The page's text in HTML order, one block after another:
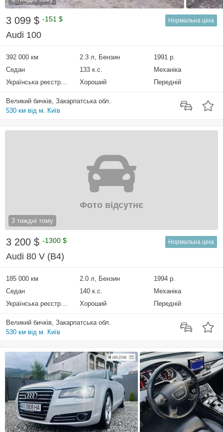
3 099 $ -151 $ Нормальна ціна
Audi 100
392 000 км 2.3 л, Бензин
1991 р.
Седан
133 к.с.
Механіка
Українська реєстрація
Хороший Передній
Великий бичків, Закарпатська обл.
530 км від м. Київ
3 тиждні тому
Фото відсутнє
3 200 $ -1300 $ Нормальна ціна
Audi 80 V (B4)
185 000 км 2.0 л, Бензин
1994 р.
Седан
140 к.с.
Механіка
Українська реєстрація
Хороший Передній
Великий бичків, Закарпатська обл.
530 км від м. Київ